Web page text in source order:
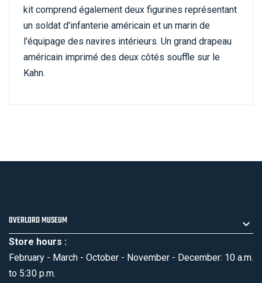
kit comprend également deux figurines représentant
un soldat d'infanterie américain et un marin de
l'équipage des navires intérieurs. Un grand drapeau
américain imprimé des deux côtés souffle sur le
Kahn.
OVERLORD MUSEUM
Store hours :
February - March - October - November - December: 10 a.m.
to 5:30 p.m.